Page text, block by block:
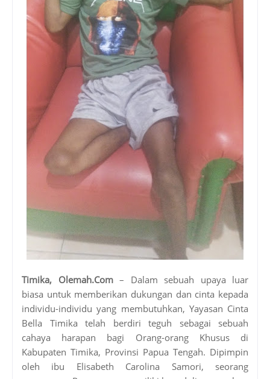
Timika, Olemah.Com– Dalam sebuah upaya luar
biasa untuk memberikan dukungan dan cinta kepada
individu-individu yang membutuhkan, Yayasan Cinta
Bella Timika telah berdiri teguh sebagai sebuah
cahaya harapan bagi Orang-orang Khusus di
Kabupaten Timika, Provinsi Papua Tengah. Dipimpin
oleh ibu Elisabeth Carolina Samori, seorang